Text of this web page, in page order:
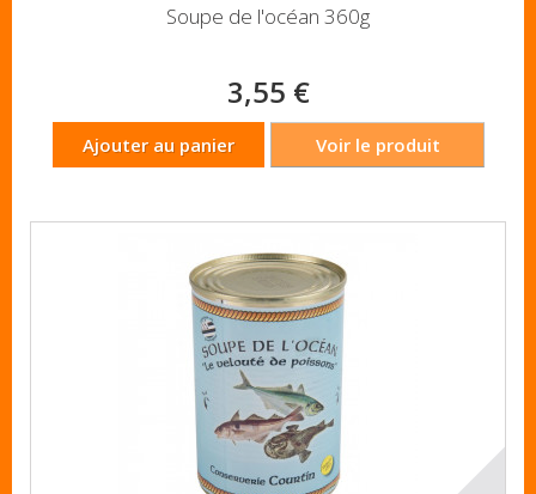
Soupe de l'océan 360g
3,55 €
Ajouter au panier Voir le produit